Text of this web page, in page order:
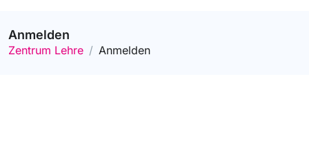
Anmelden
Zentrum Lehre Anmelden